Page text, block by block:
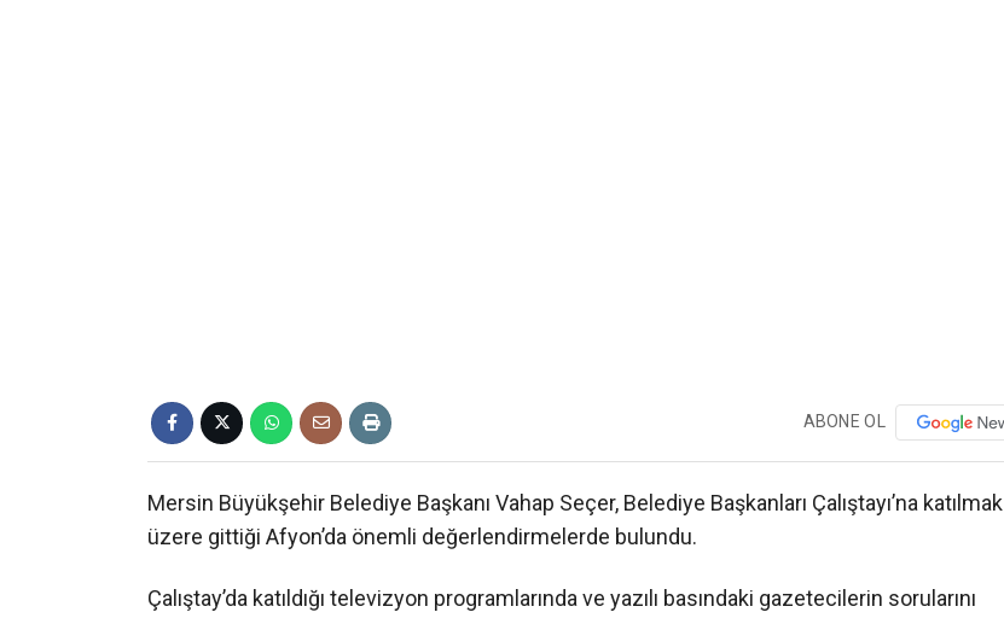
ABONE OL
Mersin Büyükşehir Belediye Başkanı Vahap Seçer, Belediye Başkanları Çalıştayı’na katılmak
üzere gittiği Afyon’da önemli değerlendirmelerde bulundu.
Çalıştay’da katıldığı televizyon programlarında ve yazılı basındaki gazetecilerin sorularını